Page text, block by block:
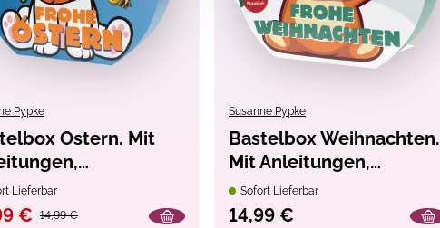
Pypke
Ostern. Mit
und
Lieferbar
14,99 €
€
Susanne Pypke
Bastelbox Weihnachten.
Mit Anleitungen,
Bastelmaterial und
Mitmachbuch
Sofort Lieferbar
14,99 €
und
sparen
Newsletter an und